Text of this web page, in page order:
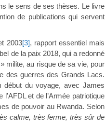
le sens de ses thèses. Le livre
de publications qui servent
2003[3], rapport essentiel mais
de la paix 2018, qui a redonné
milite, au risque de sa vie, pour
des guerres des Grands Lacs.
du voyage, avec James
et de l’Armée patriotique
de pouvoir au Rwanda. Selon
calme, très ferme, très sûr de